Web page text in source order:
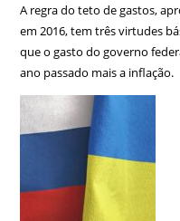
A regra do teto de gastos,
em 2016, tem três virtudes
que o gasto do governo
ano passado mais a inflação.